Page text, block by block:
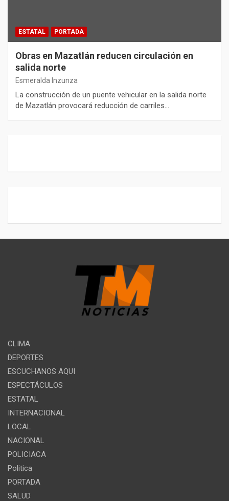
ESTATAL PORTADA
Obras en Mazatlán reducen circulación en
salida norte
Esmeralda Inzunza
La construcción de un puente vehicular en la salida norte
de Mazatlán provocará reducción de carriles…
CLIMA
DEPORTES
ESCUCHANOS AQUI
ESPECTÁCULOS
ESTATAL
INTERNACIONAL
LOCAL
NACIONAL
POLICIACA
Politica
PORTADA
SALUD